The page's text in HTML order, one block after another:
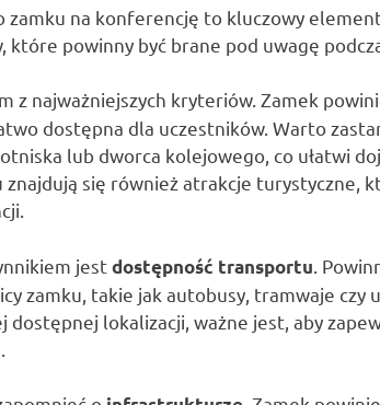
na konferencję to kluczowy
powinny być brane pod uwagę
z najważniejszych kryteriów. Zamek
dostępna dla uczestników. Warto
lub dworca kolejowego, co ułatwi
znajdują się również atrakcje turystyczne,
jestdostępność transportu .
zamku, takie jak autobusy, tramwaje czy
dostępnej lokalizacji, ważne jest, aby